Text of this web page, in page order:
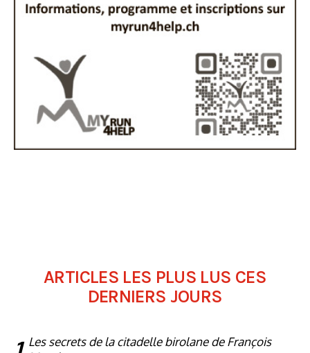
ARTICLES LES PLUS LUS CES
DERNIERS JOURS
Les secrets de la citadelle birolane de François